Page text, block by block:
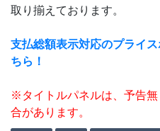
取り揃えております。
支払総額表示対応のプライ
ちら！
※タイトルパネルは、予告
合があります。